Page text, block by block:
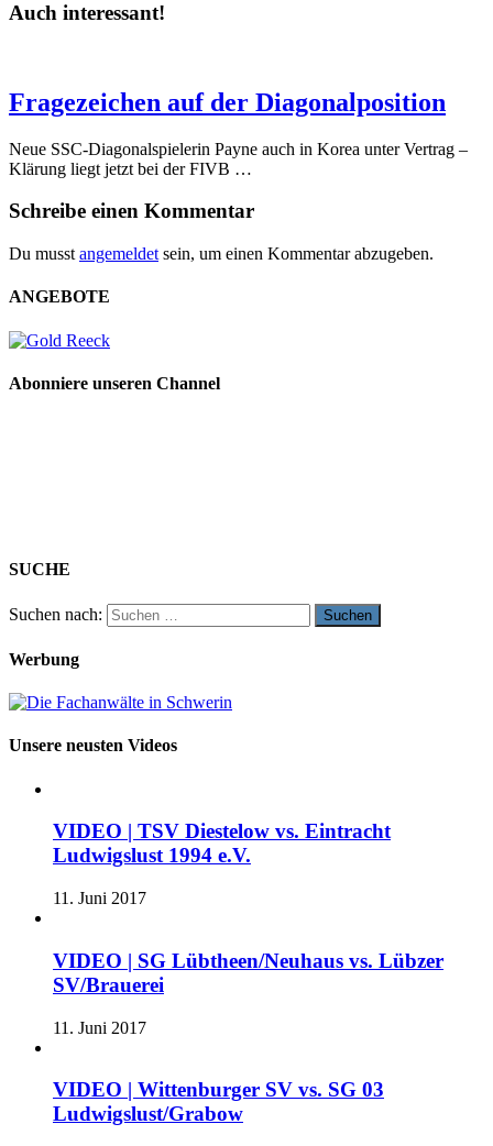
Auch interessant!
Fragezeichen auf der Diagonalposition
Neue SSC-Diagonalspielerin Payne auch in Korea unter Vertrag –
Klärung liegt jetzt bei der FIVB …
Schreibe einen Kommentar
Du musst angemeldet sein, um einen Kommentar abzugeben.
ANGEBOTE
Abonniere unseren Channel
SUCHE
Suchen nach:
Werbung
Unsere neusten Videos
VIDEO | TSV Diestelow vs. Eintracht
Ludwigslust 1994 e.V.
11. Juni 2017
VIDEO | SG Lübtheen/Neuhaus vs. Lübzer
SV/Brauerei
11. Juni 2017
VIDEO | Wittenburger SV vs. SG 03
Ludwigslust/Grabow